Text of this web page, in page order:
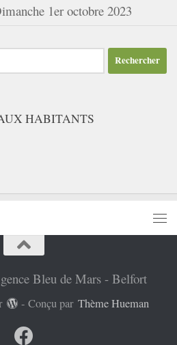
1er octobre 2023
HABITANTS
Bleu de Mars - Belfort
- Conçu par Thème Hueman